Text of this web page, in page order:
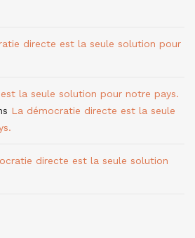
directe est la seule solution pour
la seule solution pour notre pays.
La démocratie directe est la seule
directe est la seule solution